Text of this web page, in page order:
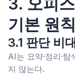
3. 오피
기본 원칙
3.1 판단 비
AI는 요약·정리·
지 않는다.